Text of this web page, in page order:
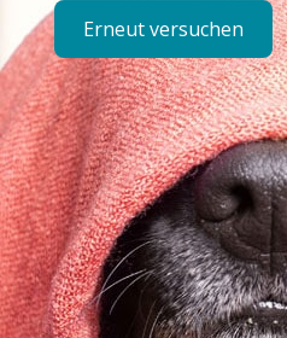
Erneut versuchen